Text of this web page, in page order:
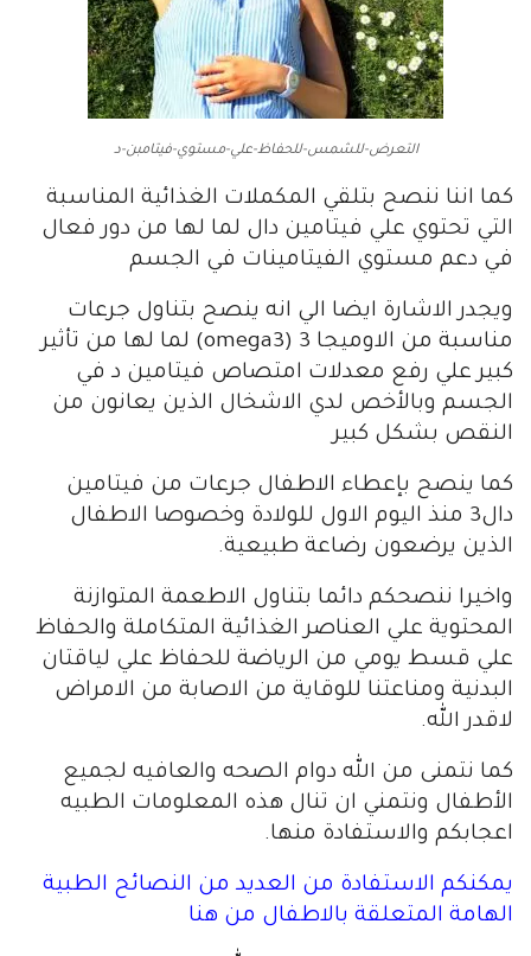
التعرض-للشمس-للحفاظ-علي-مستوي-فيتامبن-د
كما اننا ننصح بتلقي المكملات الغذائية المناسبة
التي تحتوي علي فيتامين دال لما لها من دور فعال
في دعم مستوي الفيتامينات في الجسم
ويجدر الاشارة ايضا الي انه ينصح بتناول جرعات
مناسبة من الاوميجا 3 (omega3) لما لها من تأثير
كبير علي رفع معدلات امتصاص فيتامين د في
الجسم وبالأخص لدي الاشخال الذين يعانون من
النقص بشكل كبير
كما ينصح بإعطاء الاطفال جرعات من فيتامين
دال3 منذ اليوم الاول للولادة وخصوصا الاطفال
الذين يرضعون رضاعة طبيعية.
واخيرا ننصحكم دائما بتناول الاطعمة المتوازنة
المحتوية علي العناصر الغذائية المتكاملة والحفاظ
علي قسط يومي من الرياضة للحفاظ علي لياقتان
البدنية ومناعتنا للوقاية من الاصابة من الامراض
لاقدر الله.
كما نتمنى من الله دوام الصحه والعافيه لجميع
الأطفال ونتمني ان تنال هذه المعلومات الطبيه
اعجابكم والاستفادة منها.
يمكنكم الاستفادة من العديد من النصائح الطبية
الهامة المتعلقة بالاطفال من هنا